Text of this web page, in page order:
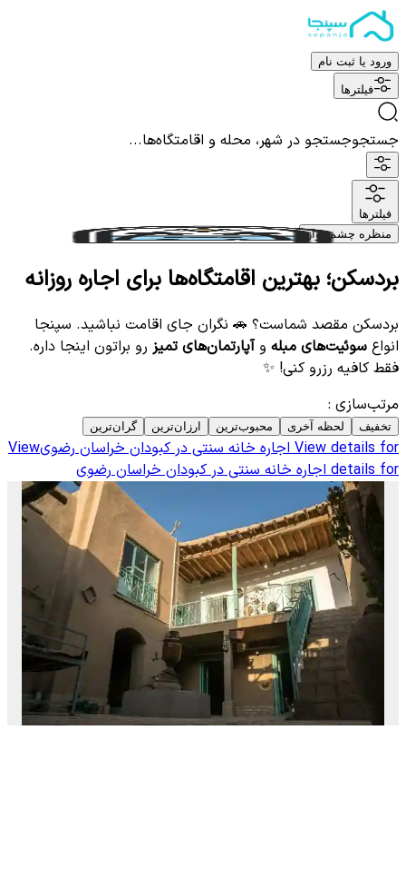
ورود یا ثبت نام
فیلترها
جستجوجستجو در شهر، محله و اقامتگاه‌ها...
فیلترها
منظره چشم نواز
بردسکن؛ بهترین اقامتگاه‌ها برای اجاره روزانه
بردسکن مقصد شماست؟ 🚗 نگران جای اقامت نباشید. سپنجا
انواع سوئیت‌های مبله وآپارتمان‌های تمیز رو براتون اینجا داره.
فقط کافیه رزرو کنی! ✨
مرتب‌سازی :
تخفیف لحظه آخری محبوب‌ترین ارزان‌ترین گران‌ترین
View details for اجاره خانه سنتی در کبودان خراسان رضویView
details for اجاره خانه سنتی در کبودان خراسان رضوی